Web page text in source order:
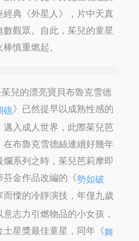
典《外星人》，片中天真
觀眾。自此，茱兒的童星
慎重燃起。
兒的漂亮寶貝布魯克雪德
礁》已然提早以成熟性感的
入成人世界，此際茱兒芭
布魯克雪德絲連續好幾年
系列之時，茱兒芭莉摩即
金作品改編的《勢如破
慄的冷靜演技，年僅九歲
志力引燃物品的小女孩，
星獎最佳童星，同年《舞